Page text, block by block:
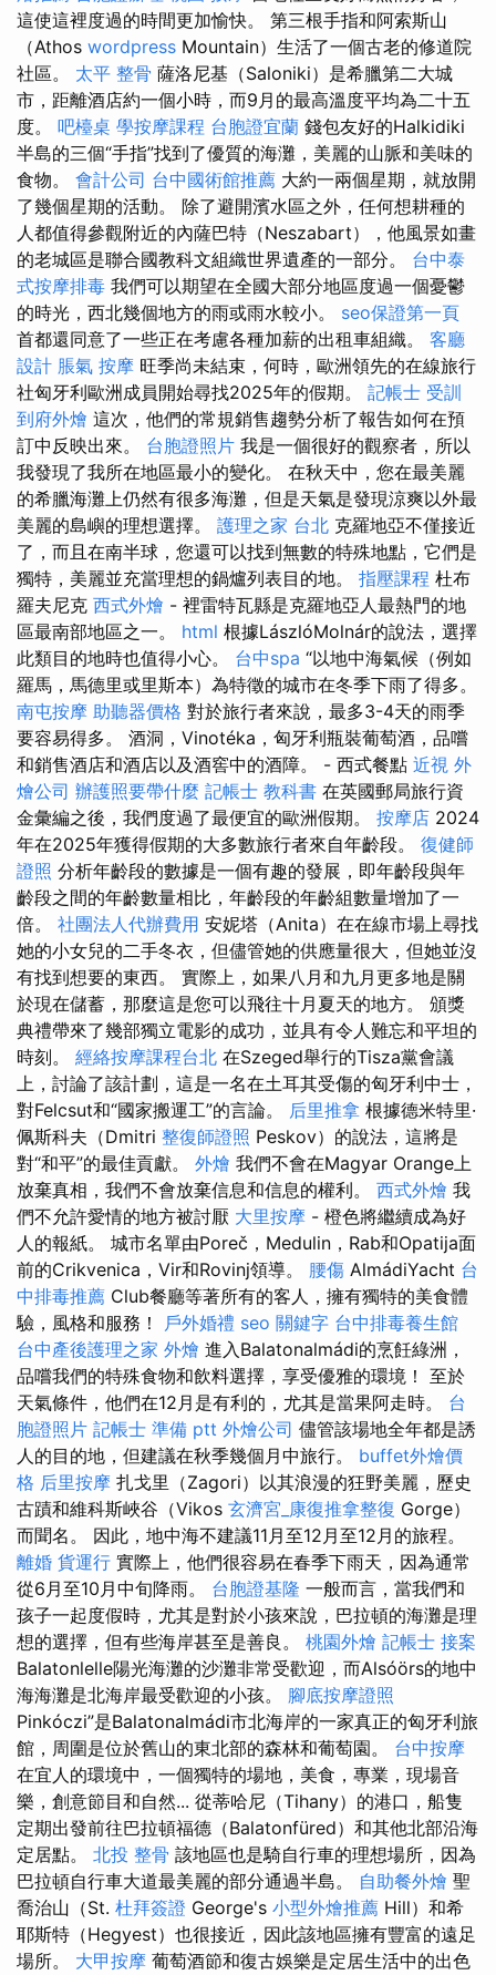
這使這裡度過的時間更加愉快。 第三根手指和阿索斯山
（Athos wordpress Mountain）生活了一個古老的修道院
社區。 太平 整骨 薩洛尼基（Saloniki）是希臘第二大城
市，距離酒店約一個小時，而9月的最高溫度平均為二十五
度。 吧檯桌 學按摩課程 台胞證宜蘭 錢包友好的Halkidiki
半島的三個“手指”找到了優質的海灘，美麗的山脈和美味的
食物。 會計公司 台中國術館推薦 大約一兩個星期，就放開
了幾個星期的活動。 除了避開濱水區之外，任何想耕種的
人都值得參觀附近的內薩巴特（Neszabart），他風景如畫
的老城區是聯合國教科文組織世界遺產的一部分。 台中泰
式按摩排毒 我們可以期望在全國大部分地區度過一個憂鬱
的時光，西北幾個地方的雨或雨水較小。 seo保證第一頁
首都還同意了一些正在考慮各種加薪的出租車組織。 客廳
設計 脹氣 按摩 旺季尚未結束，何時，歐洲領先的在線旅行
社匈牙利歐洲成員開始尋找2025年的假期。 記帳士 受訓
到府外燴 這次，他們的常規銷售趨勢分析了報告如何在預
訂中反映出來。 台胞證照片 我是一個很好的觀察者，所以
我發現了我所在地區最小的變化。 在秋天中，您在最美麗
的希臘海灘上仍然有很多海灘，但是天氣是發現涼爽以外最
美麗的島嶼的理想選擇。 護理之家 台北 克羅地亞不僅接近
了，而且在南半球，您還可以找到無數的特殊地點，它們是
獨特，美麗並充當理想的鍋爐列表目的地。 指壓課程 杜布
羅夫尼克 西式外燴 - 裡雷特瓦縣是克羅地亞人最熱門的地
區最南部地區之一。 html 根據LászlóMolnár的說法，選擇
此類目的地時也值得小心。 台中spa “以地中海氣候（例如
羅馬，馬德里或里斯本）為特徵的城市在冬季下雨了得多。
南屯按摩 助聽器價格 對於旅行者來說，最多3-4天的雨季
要容易得多。 酒洞，Vinotéka，匈牙利瓶裝葡萄酒，品嚐
和銷售酒店和酒店以及酒窖中的酒障。 - 西式餐點 近視 外
燴公司 辦護照要帶什麼 記帳士 教科書 在英國郵局旅行資
金彙編之後，我們度過了最便宜的歐洲假期。 按摩店 2024
年在2025年獲得假期的大多數旅行者來自年齡段。 復健師
證照 分析年齡段的數據是一個有趣的發展，即年齡段與年
齡段之間的年齡數量相比，年齡段的年齡組數量增加了一
倍。 社團法人代辦費用 安妮塔（Anita）在在線市場上尋找
她的小女兒的二手冬衣，但儘管她的供應量很大，但她並沒
有找到想要的東西。 實際上，如果八月和九月更多地是關
於現在儲蓄，那麼這是您可以飛往十月夏天的地方。 頒獎
典禮帶來了幾部獨立電影的成功，並具有令人難忘和平坦的
時刻。 經絡按摩課程台北 在Szeged舉行的Tisza黨會議
上，討論了該計劃，這是一名在土耳其受傷的匈牙利中士，
對Felcsut和“國家搬運工”的言論。 后里推拿 根據德米特里·
佩斯科夫（Dmitri 整復師證照 Peskov）的說法，這將是
對“和平”的最佳貢獻。 外燴 我們不會在Magyar Orange上
放棄真相，我們不會放棄信息和信息的權利。 西式外燴 我
們不允許愛情的地方被討厭 大里按摩 - 橙色將繼續成為好
人的報紙。 城市名單由Poreč，Medulin，Rab和Opatija面
前的Crikvenica，Vir和Rovinj領導。 腰傷 AlmádiYacht 台
中排毒推薦 Club餐廳等著所有的客人，擁有獨特的美食體
驗，風格和服務！ 戶外婚禮 seo 關鍵字 台中排毒養生館
台中產後護理之家 外燴 進入Balatonalmádi的烹飪綠洲，
品嚐我們的特殊食物和飲料選擇，享受優雅的環境！ 至於
天氣條件，他們在12月是有利的，尤其是當果阿走時。 台
胞證照片 記帳士 準備 ptt 外燴公司 儘管該場地全年都是誘
人的目的地，但建議在秋季幾個月中旅行。 buffet外燴價
格 后里按摩 扎戈里（Zagori）以其浪漫的狂野美麗，歷史
古蹟和維科斯峽谷（Vikos 玄濟宮_康復推拿整復 Gorge）
而聞名。 因此，地中海不建議11月至12月至12月的旅程。
離婚 貨運行 實際上，他們很容易在春季下雨天，因為通常
從6月至10月中旬降雨。 台胞證基隆 一般而言，當我們和
孩子一起度假時，尤其是對於小孩來說，巴拉頓的海灘是理
想的選擇，但有些海岸甚至是善良。 桃園外燴 記帳士 接案
Balatonlelle陽光海灘的沙灘非常受歡迎，而Alsóörs的地中
海海灘是北海岸最受歡迎的小孩。 腳底按摩證照
Pinkóczi”是Balatonalmádi市北海岸的一家真正的匈牙利旅
館，周圍是位於舊山的東北部的森林和葡萄園。 台中按摩
在宜人的環境中，一個獨特的場地，美食，專業，現場音
樂，創意節目和自然... 從蒂哈尼（Tihany）的港口，船隻
定期出發前往巴拉頓福德（Balatonfüred）和其他北部沿海
定居點。 北投 整骨 該地區也是騎自行車的理想場所，因為
巴拉頓自行車大道最美麗的部分通過半島。 自助餐外燴 聖
喬治山（St. 杜拜簽證 George's 小型外燴推薦 Hill）和希
耶斯特（Hegyest）也很接近，因此該地區擁有豐富的遠足
場所。 大甲按摩 葡萄酒節和復古娛樂是定居生活中的出色